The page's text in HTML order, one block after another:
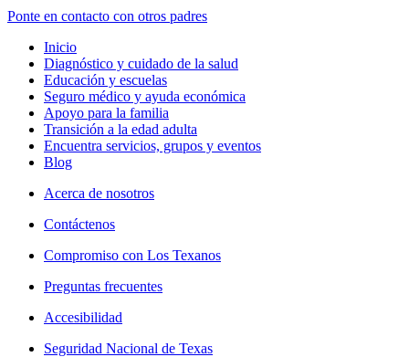
Ponte en contacto con otros padres
Inicio
Diagnóstico y cuidado de la salud
Educación y escuelas
Seguro médico y ayuda económica
Apoyo para la familia
Transición a la edad adulta
Encuentra servicios, grupos y eventos
Blog
Acerca de nosotros
Contáctenos
Compromiso con Los Texanos
Preguntas frecuentes
Accesibilidad
Seguridad Nacional de Texas